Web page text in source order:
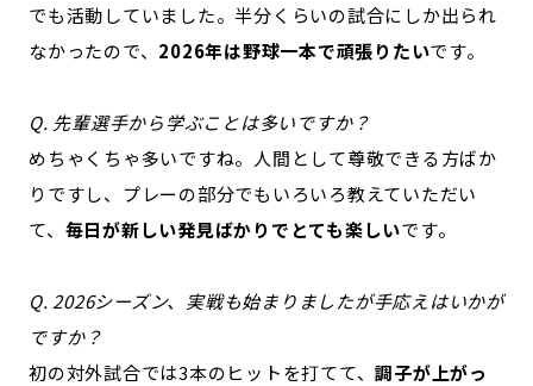
でも活動していました。半分くらいの試合にしか出られ
なかったので、 2026年は野球一本で頑張りたいです。
Q. 先輩選手から学ぶことは多いですか？
めちゃくちゃ多いですね。人間として尊敬できる方ばか
りですし、プレーの部分でもいろいろ教えていただい
て、 毎日が新しい発見ばかりでとても楽しいです。
Q. 2026シーズン、実戦も始まりましたが手応えはいかが
ですか？
初の対外試合では3本のヒットを打てて、調子が上がっ